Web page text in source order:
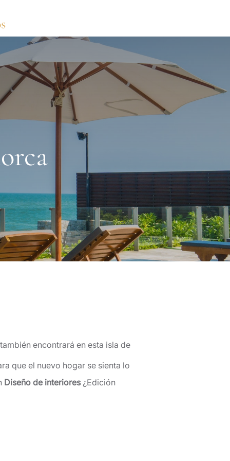
encontrará en esta isla de
que el nuevo hogar se sienta lo
Diseño de interiores¿Edición